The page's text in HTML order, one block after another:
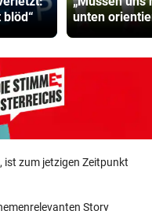
blöd“
unten
ist zum jetzigen Zeitpunkt
Story